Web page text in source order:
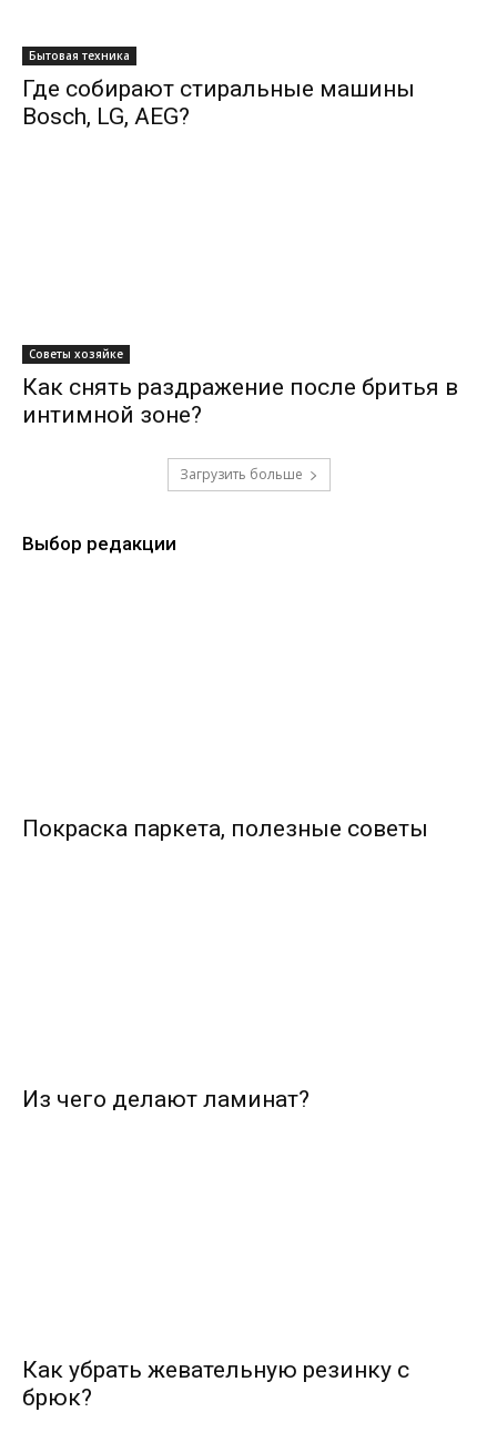
Бытовая техника
Где собирают стиральные машины
Bosch, LG, AEG?
Советы хозяйке
Как снять раздражение после бритья в
интимной зоне?
Загрузить больше
Выбор редакции
Покраска паркета, полезные советы
Из чего делают ламинат?
Как убрать жевательную резинку с
брюк?